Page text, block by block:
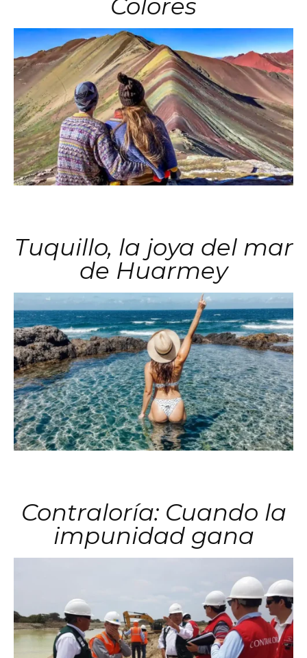
Colores
Tuquillo, la joya del mar
de Huarmey
Contraloría: Cuando la
impunidad gana